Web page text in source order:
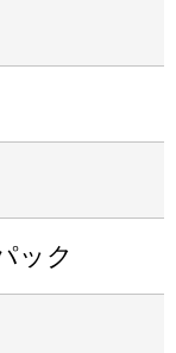
ック